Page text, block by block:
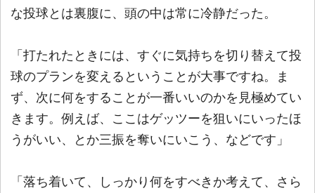
な投球とは裏腹に、頭の中は常に冷静だった。
「打たれたときには、すぐに気持ちを切り替えて投
球のプランを変えるということが大事ですね。ま
ず、次に何をすることが一番いいのかを見極めてい
きます。例えば、ここはゲッツーを狙いにいったほ
うがいい、とか三振を奪いにいこう、などです」
「落ち着いて、しっかり何をすべきか考えて、さら